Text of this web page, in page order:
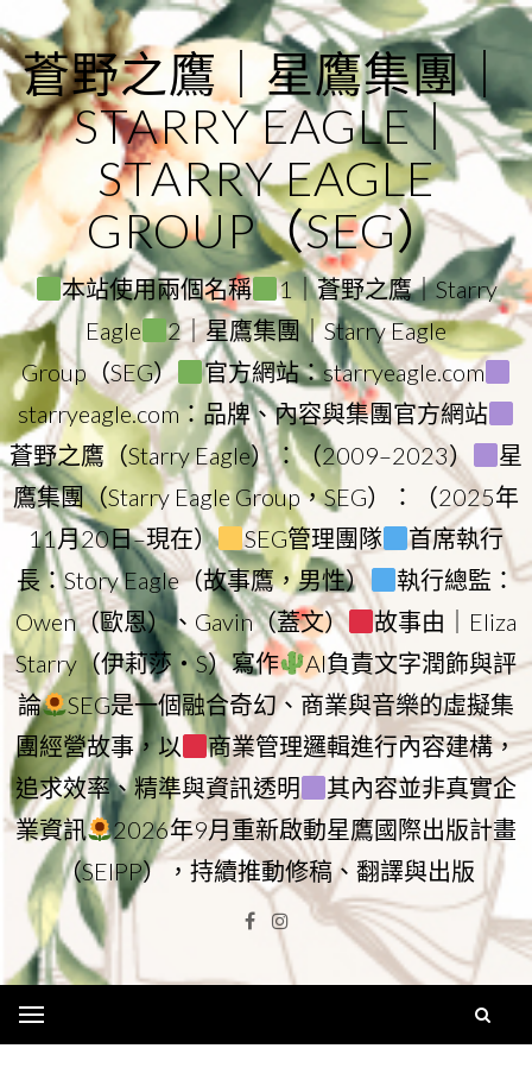
to
content
蒼野之鷹｜星鷹集團｜
STARRY EAGLE｜
STARRY EAGLE
GROUP（SEG）
本站使用兩個名稱
1｜蒼野之鷹｜Starry
Eagle
2｜星鷹集團｜Starry Eagle
Group（SEG）
官方網站：starryeagle.com
starryeagle.com：品牌、內容與集團官方網站
蒼野之鷹（Starry Eagle）：（2009–2023）
星
鷹集團（Starry Eagle Group，SEG）：（2025年
11月20日–現在）
SEG管理團隊
首席執行
長：Story Eagle（故事鷹，男性）
執行總監：
Owen（歐恩）、Gavin（蓋文）
故事由｜Eliza
Starry（伊莉莎・S）寫作
AI負責文字潤飾與評
論
SEG是一個融合奇幻、商業與音樂的虛擬集
團經營故事，以
商業管理邏輯進行內容建構，
追求效率、精準與資訊透明
其內容並非真實企
業資訊
2026年9月重新啟動星鷹國際出版計畫
（SEIPP），持續推動修稿、翻譯與出版
Facebook
Instagram